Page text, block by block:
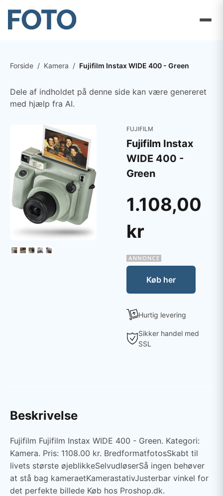
Forside / Kamera / Fujifilm Instax WIDE 400 - Green
Dele af indholdet på denne side kan være genereret
med hjælp fra AI.
FUJIFILM
Fujifilm Instax
WIDE 400 -
Green
1.108,00
kr
Køb her
Hurtig levering
Sikker handel med
SSL
Beskrivelse
Fujifilm Fujifilm Instax WIDE 400 - Green. Kategori:
Kamera. Pris: 1108.00 kr. BredformatfotosSkabt til
livets største øjeblikkeSelvudløserSå ingen behøver
at stå bag kameraetKamerastativJusterbar vinkel for
det perfekte billede Køb hos Proshop.dk.